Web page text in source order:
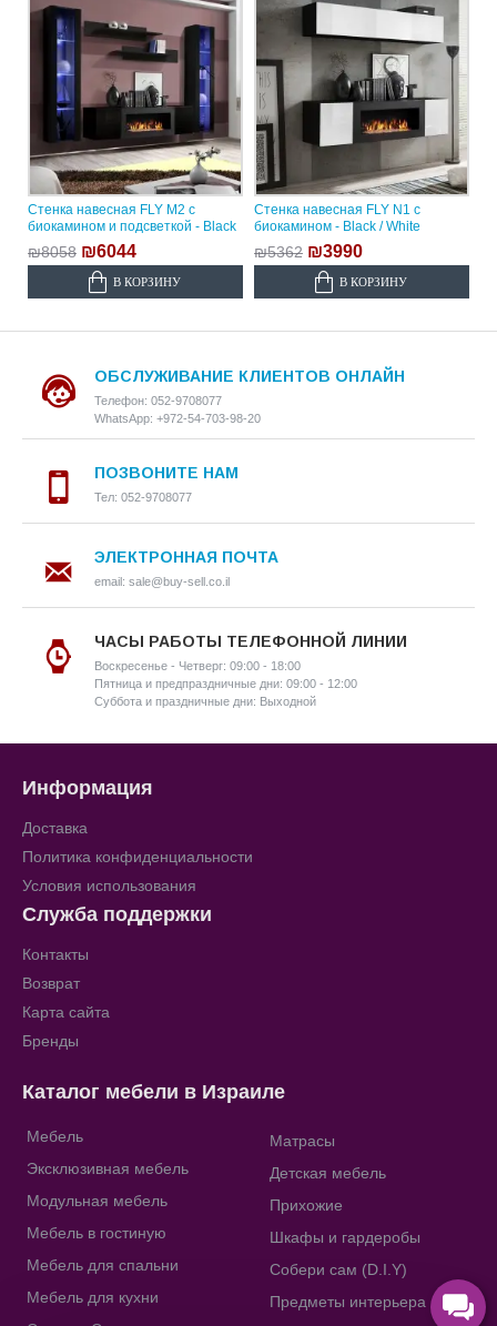
Стенка навесная FLY M2 с
биокамином и подсветкой - Black
₪8058 ₪6044
В КОРЗИНУ
Стенка навесная FLY N1 с
биокамином - Black / White
₪5362 ₪3990
В КОРЗИНУ
ОБСЛУЖИВАНИЕ КЛИЕНТОВ ОНЛАЙН
Телефон: 052-9708077
WhatsApp: +972-54-703-98-20
ПОЗВОНИТЕ НАМ
Тел: 052-9708077
ЭЛЕКТРОННАЯ ПОЧТА
email: sale@buy-sell.co.il
ЧАСЫ РАБОТЫ ТЕЛЕФОННОЙ ЛИНИИ
Воскресенье - Четверг: 09:00 - 18:00
Пятница и предпраздничные дни: 09:00 - 12:00
Суббота и праздничные дни: Выходной
Информация
Доставка
Политика конфиденциальности
Условия использования
Служба поддержки
Контакты
Возврат
Карта сайта
Бренды
Каталог мебели в Израиле
Мебель
Эксклюзивная мебель
Модульная мебель
Мебель в гостиную
Мебель для спальни
Мебель для кухни
Матрасы
Детская мебель
Прихожие
Шкафы и гардеробы
Собери сам (D.I.Y)
Предметы интерьера